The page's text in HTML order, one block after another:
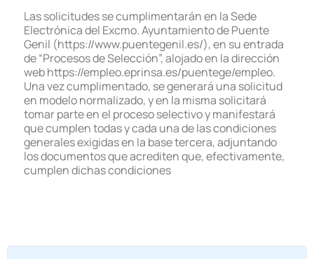
Las solicitudes se cumplimentarán en la Sede
Electrónica del Excmo. Ayuntamiento de Puente
Genil (https://www.puentegenil.es/), en su entrada
de “Procesos de Selección”, alojado en la dirección
web https://empleo.eprinsa.es/puentege/empleo.
Una vez cumplimentado, se generará una solicitud
en modelo normalizado, y en la misma solicitará
tomar parte en el proceso selectivo y manifestará
que cumplen todas y cada una de las condiciones
generales exigidas en la base tercera, adjuntando
los documentos que acrediten que, efectivamente,
cumplen dichas condiciones